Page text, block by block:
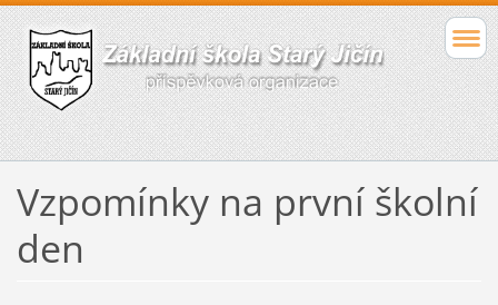
Vzpomínky na první školní
den